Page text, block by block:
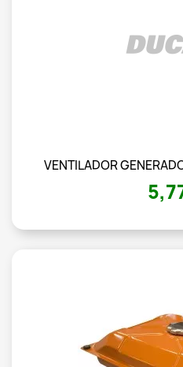
VENTILADOR